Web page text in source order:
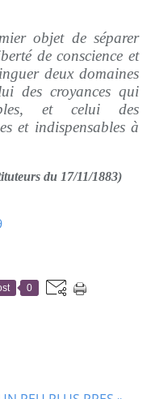
objet de séparer
de conscience et
deux domaines
des croyances qui
et celui des
et indispensables à
du 17/11/1883)
0